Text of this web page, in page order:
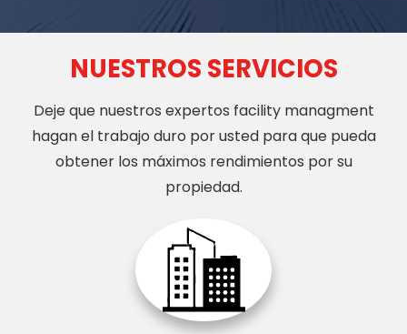
NUESTROS SERVICIOS
Deje que nuestros expertos facility managment
hagan el trabajo duro por usted para que pueda
obtener los máximos rendimientos por su
propiedad.